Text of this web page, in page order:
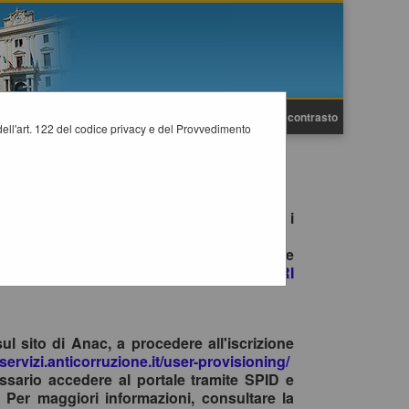
Alto contrasto
122 del codice privacy e del Provvedimento
è consentito esclusivamente tramite i
il primo accesso con SPID/CIE, ad inviare
"HELP DESK OPERATORI
sito di Anac, a procedere all'iscrizione
user-provisioning/
accedere al portale tramite SPID e
maggiori informazioni, consultare la